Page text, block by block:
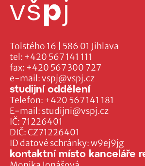
Tolstého 16 | 586 01 Jihlava
tel: +420 567 141 111
fax: +420 567 300 727
e-mail:vspj@vspj.cz
IČ: 71226401
DIČ: CZ71226401
ID datové schránky: w9ej9jg
studijní oddělení
Telefon: +420 567 141 181
E-mail: studijni@vspj.cz
kontaktní místo kanceláře